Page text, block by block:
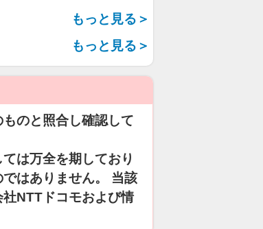
もっと見る＞
もっと見る＞
のと照合し確認して
は万全を期しており
はありません。 当該
NTTドコモおよび情